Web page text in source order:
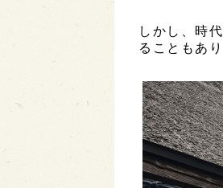
しかし、時
ることもあ